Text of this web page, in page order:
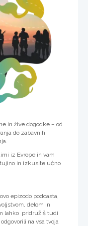
in žive dogodke – od
do zabavnih
iz Evrope in vam
in izkusite učno
epizodo podcasta,
delom in
lahko pridružiš tudi
na vsa tvoja